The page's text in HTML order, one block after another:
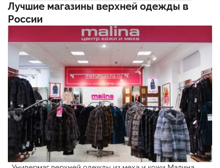
Лучшие магазины верхней одежды в
России